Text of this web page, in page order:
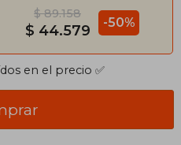
$ 89.158
$ 44.579 -50%
en el precio ✅